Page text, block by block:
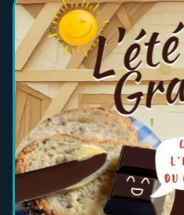
samedi, avec des
le théâtre, le cirque, les
danse, la magie, les
jeux de plein air. Parmi les temps forts de cette
édition, on retrouve les
jeux de plein air et les
chaque mercredi à la
festival se clôturera avec
acrobatique et
Remue-Ménage, "Rêve",
Jardin d'Ypres. Le lancement du festival aura lieu le
samedi 11 juillet à 15h30